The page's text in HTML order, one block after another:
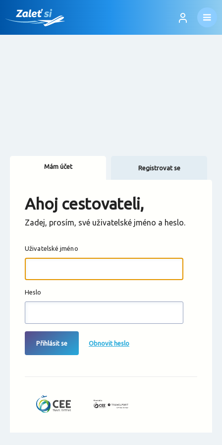
Změnit měnu
Mám účet Registrovat se
Ahoj cestovateli,
Zadej, prosím, své uživatelské jméno a heslo.
Uživatelské jméno
Heslo
Přihlásit se Obnovit heslo